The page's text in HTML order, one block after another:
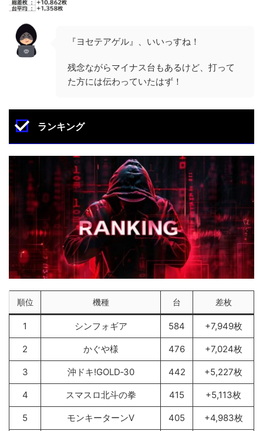
『ヨセテアゲル』、いいっすね！
残念ながらマイナス台もあるけど、打って
た方には伝わっていたはず！
ランキング
順位 機種 台 差枚
1 シンフォギア 584 +7,949枚
2 かぐや様 476 +7,024枚
3 沖ドキ!GOLD‐30 442 +5,227枚
4 スマスロ北斗の拳 415 +5,113枚
5 モンキーターンV 405 +4,983枚